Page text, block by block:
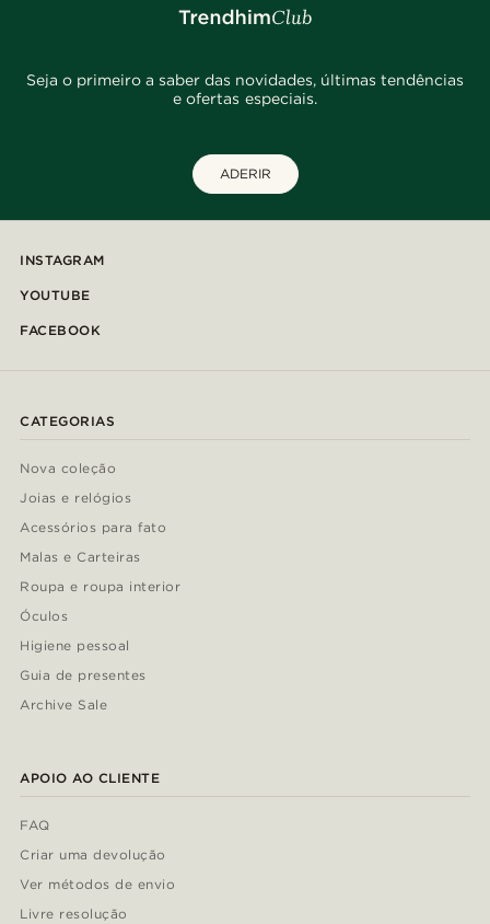
Seja o primeiro a saber das novidades, últimas tendências
e ofertas especiais.
ADERIR
INSTAGRAM
YOUTUBE
FACEBOOK
CATEGORIAS
Nova coleção
Joias e relógios
Acessórios para fato
Malas e Carteiras
Roupa e roupa interior
Óculos
Higiene pessoal
Guia de presentes
Archive Sale
APOIO AO CLIENTE
FAQ
Criar uma devolução
Ver métodos de envio
Livre resolução